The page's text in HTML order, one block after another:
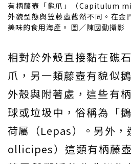
有柄藤壺「龜爪」（Capitulum
外貌型態與笠藤壺截然不同。在金
美味的食用海產。 圖／陳國勤攝影
相對於外殼直接黏在礁
爪，另一類藤壺有貌似
外殼與附著處，這些有
球或垃圾中，俗稱為「
荷屬（Lepas）。另外，
ollicipes）這類有柄藤